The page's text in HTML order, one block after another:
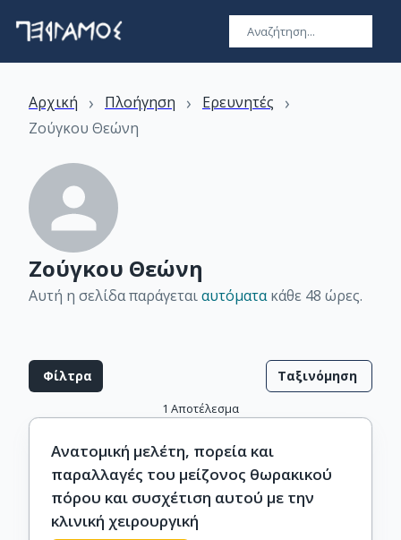
Αρχική › Πλοήγηση › Ερευνητές ›
Ζούγκου Θεώνη
Ζούγκου Θεώνη
Αυτή η σελίδα παράγεταιαυτόματακάθε 48 ώρες.
Φίλτρα Ταξινόμηση
1 Αποτέλεσμα
Ανατομική μελέτη, πορεία και
παραλλαγές του μείζονος θωρακικού
πόρου και συσχέτιση αυτού με την
κλινική χειρουργική